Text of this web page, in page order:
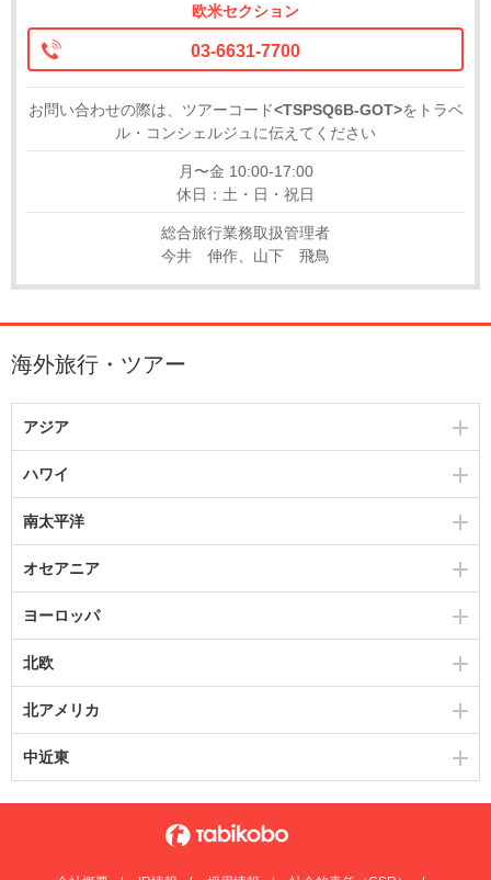
欧米セクション
03-6631-7700
お問い合わせの際は、ツアーコード<TSPSQ6B-GOT>をトラベ
ル・コンシェルジュに伝えてください
月〜金 10:00-17:00
休日：土・日・祝日
総合旅行業務取扱管理者
今井 伸作、山下 飛鳥
海外旅行・ツアー
アジア
ハワイ
南太平洋
オセアニア
ヨーロッパ
北欧
北アメリカ
中近東